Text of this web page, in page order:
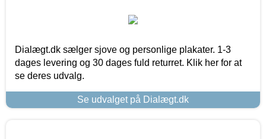
Dialægt.dk sælger sjove og personlige plakater. 1-3
dages levering og 30 dages fuld returret. Klik her for at
se deres udvalg.
Se udvalget på Dialægt.dk